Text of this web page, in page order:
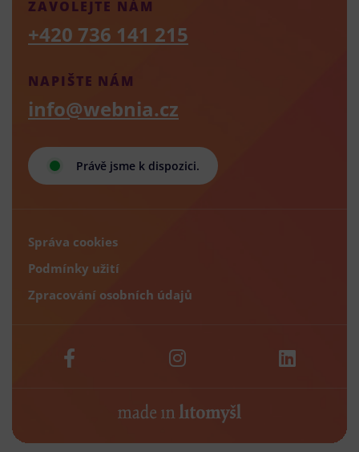
Právě jsme k dispozici.
NAPIŠTE NÁM
info@webnia.cz
ZAVOLEJTE NÁM
+420 736 141 215
Správa cookies
Podmínky užití
Zpracování osobních údajů